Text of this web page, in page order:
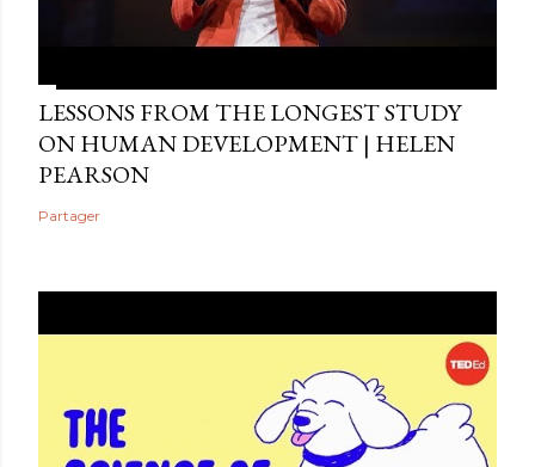
LESSONS FROM THE LONGEST STUDY
ON HUMAN DEVELOPMENT | HELEN
PEARSON
Partager